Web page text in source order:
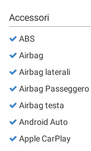
Accessori
ABS
Airbag
Airbag laterali
Airbag Passeggero
Airbag testa
Android Auto
Apple CarPlay